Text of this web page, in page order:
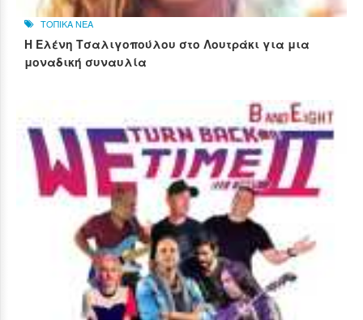
ΤΟΠΙΚΑ ΝΕΑ
Η Ελένη Τσαλιγοπούλου στο Λουτράκι για μια
μοναδική συναυλία